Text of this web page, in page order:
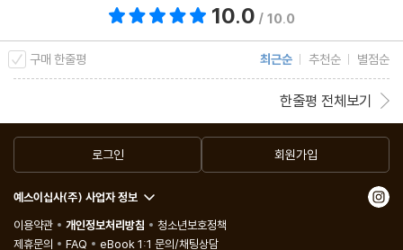
10.0 / 10.0
구매 한줄평 최근순 추천순 별점순
한줄평 전체보기
로그인 회원가입
예스이십사(주) 사업자 정보
이용약관
개인정보처리방침
청소년보호정책
제휴문의
FAQ eBook 1:1 문의/채팅상담